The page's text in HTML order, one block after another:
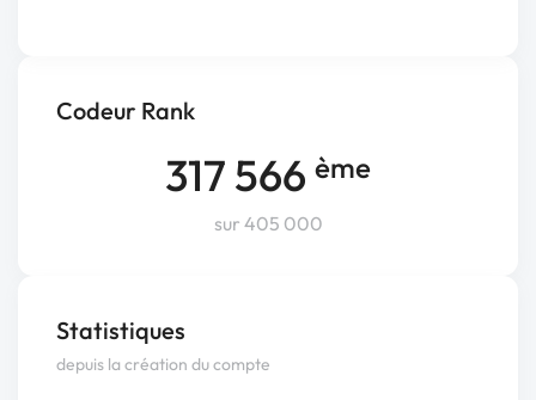
Codeur Rank
317 566 ème
sur 405 000
Statistiques
depuis la création du compte